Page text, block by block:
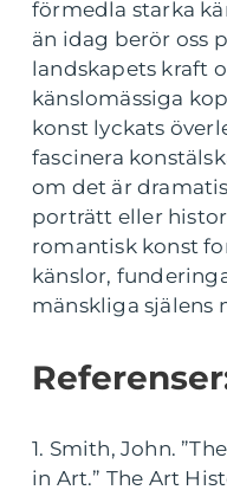
förmedla starka
än idag berör oss
landskapets kraft
känslomässiga
konst lyckats
fascinera
om det är
porträtt eller
romantisk konst
känslor,
mänskliga själens
1. Smith, John.
in Art.” The Art